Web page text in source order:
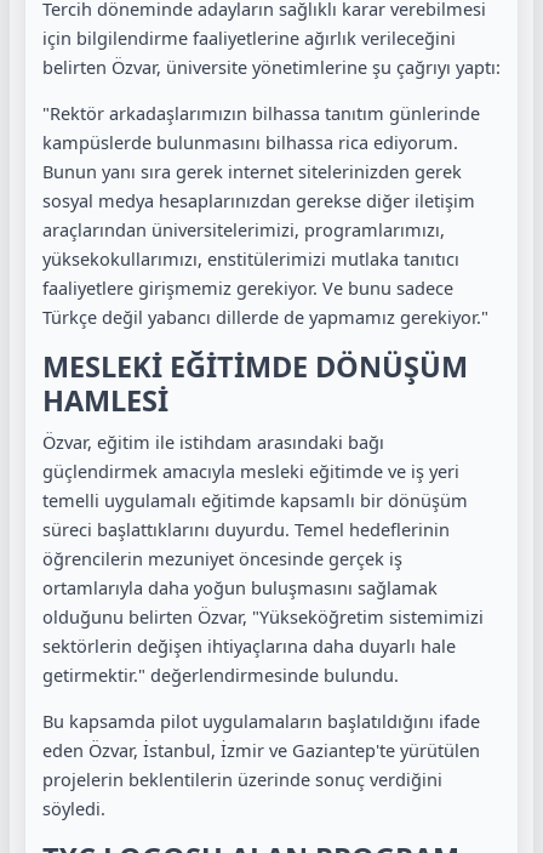
Tercih döneminde adayların sağlıklı karar verebilmesi
için bilgilendirme faaliyetlerine ağırlık verileceğini
belirten Özvar, üniversite yönetimlerine şu çağrıyı yaptı:
"Rektör arkadaşlarımızın bilhassa tanıtım günlerinde
kampüslerde bulunmasını bilhassa rica ediyorum.
Bunun yanı sıra gerek internet sitelerinizden gerek
sosyal medya hesaplarınızdan gerekse diğer iletişim
araçlarından üniversitelerimizi, programlarımızı,
yüksekokullarımızı, enstitülerimizi mutlaka tanıtıcı
faaliyetlere girişmemiz gerekiyor. Ve bunu sadece
Türkçe değil yabancı dillerde de yapmamız gerekiyor."
MESLEKİ EĞİTİMDE DÖNÜŞÜM
HAMLESİ
Özvar, eğitim ile istihdam arasındaki bağı
güçlendirmek amacıyla mesleki eğitimde ve iş yeri
temelli uygulamalı eğitimde kapsamlı bir dönüşüm
süreci başlattıklarını duyurdu. Temel hedeflerinin
öğrencilerin mezuniyet öncesinde gerçek iş
ortamlarıyla daha yoğun buluşmasını sağlamak
olduğunu belirten Özvar, "Yükseköğretim sistemimizi
sektörlerin değişen ihtiyaçlarına daha duyarlı hale
getirmektir." değerlendirmesinde bulundu.
Bu kapsamda pilot uygulamaların başlatıldığını ifade
eden Özvar, İstanbul, İzmir ve Gaziantep'te yürütülen
projelerin beklentilerin üzerinde sonuç verdiğini
söyledi.